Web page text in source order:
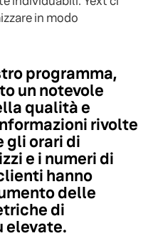
in modo
programma,
un notevole
qualità e
rivolte
gli orari di
e i numeri di
hanno
delle
di
elevate.